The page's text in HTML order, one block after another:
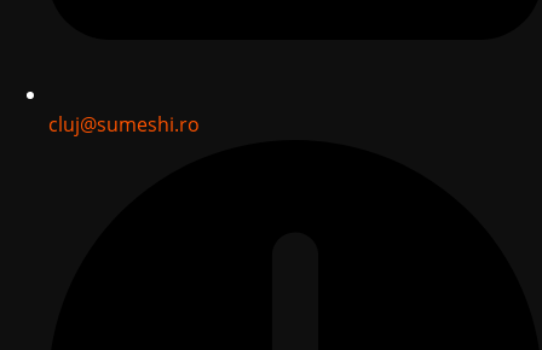
cluj@sumeshi.ro